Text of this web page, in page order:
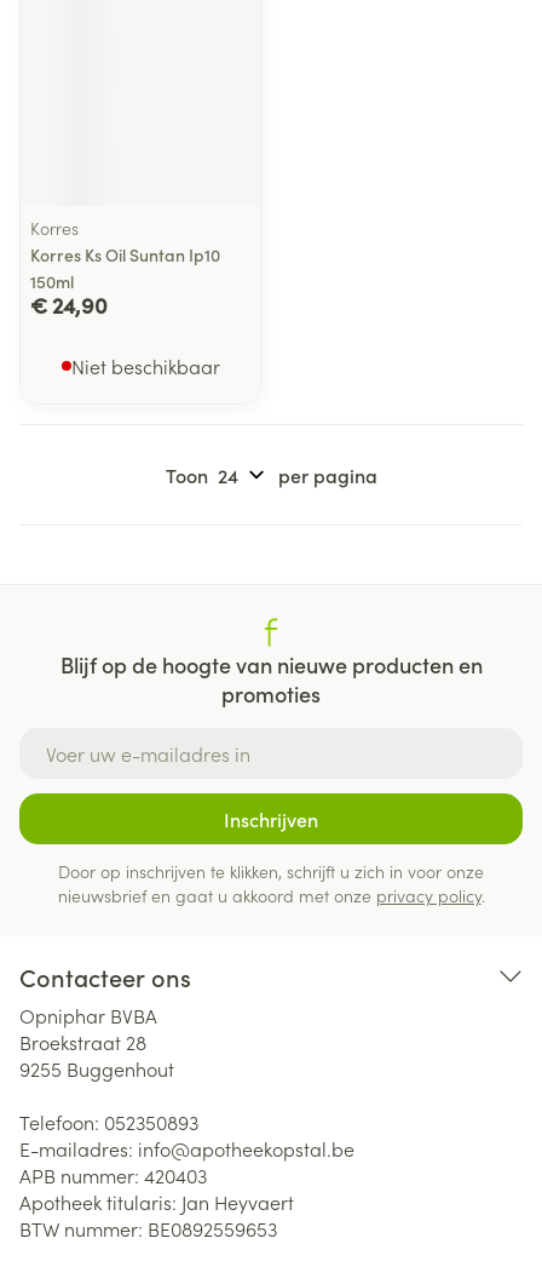
Korres
Korres Ks Oil Suntan Ip10
150ml
€ 24,90
Niet beschikbaar
Toon per pagina
Blijf op de hoogte van nieuwe producten en
promoties
Inschrijven
Door op inschrijven te klikken, schrijft u zich in voor onze
nieuwsbrief en gaat u akkoord met onze privacy policy.
Contacteer ons
Opniphar BVBA
Broekstraat 28
9255 Buggenhout
Telefoon: 052350893
E-mailadres: info@apotheekopstal.be
APB nummer: 420403
Apotheek titularis: Jan Heyvaert
BTW nummer: BE0892559653